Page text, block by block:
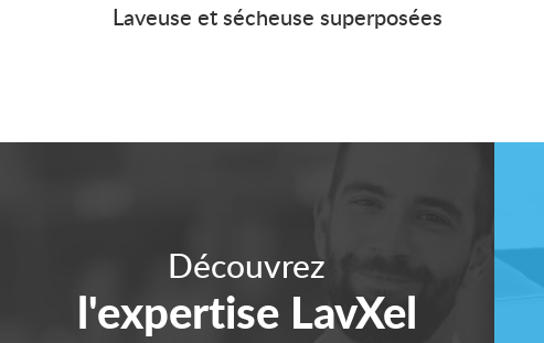
Laveuse et sécheuse superposées
Découvrez
l'expertise LavXel